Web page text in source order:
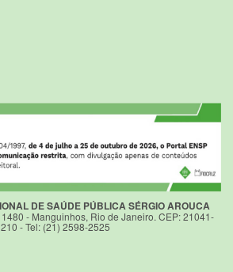
DE SAÚDE PÚBLICA SÉRGIO AROUCA
- Manguinhos, Rio de Janeiro. CEP: 21041-
210 - Tel: (21) 2598-2525